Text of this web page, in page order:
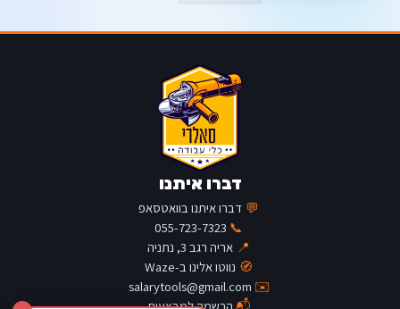
דברו איתנו
💬 דברו איתנו בוואטסאפ
📞
055-723-7323
📍 אריה רגב 3, נתניה
🧭 נווטו אלינו ב-Waze
✉️
salarytools@gmail.com